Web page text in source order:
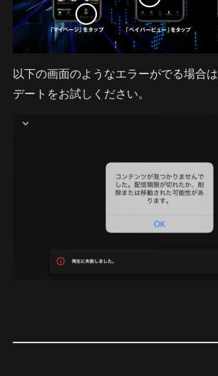
以下の画面のようなエラーがでる場合
デートをお試しください。